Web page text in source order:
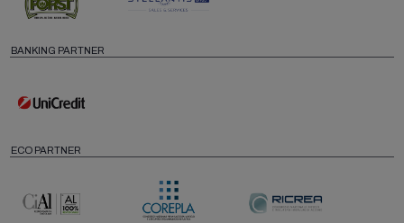
BANKING PARTNER
ECO PARTNER